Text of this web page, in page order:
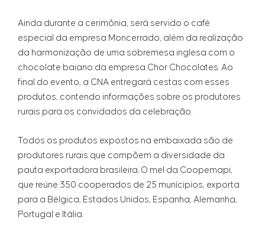
Ainda durante a cerimônia, será servido o café
especial da empresa Moncerrado, além da realização
da harmonização de uma sobremesa inglesa com o
chocolate baiano da empresa Chor Chocolates. Ao
final do evento, a CNA entregará cestas com esses
produtos, contendo informações sobre os produtores
rurais para os convidados da celebração.
Todos os produtos expostos na embaixada são de
produtores rurais que compõem a diversidade da
pauta exportadora brasileira. O mel da Coopemapi,
que reúne 350 cooperados de 25 munícipios, exporta
para a Bélgica, Estados Unidos, Espanha, Alemanha,
Portugal e Itália.